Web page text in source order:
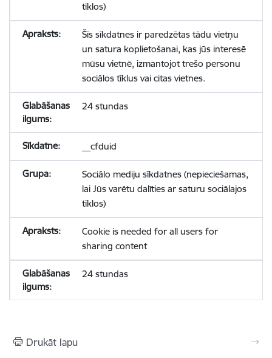
tīklos)
Šīs sīkdatnes ir paredzētas tādu vietņu
un satura koplietošanai, kas jūs interesē
mūsu vietnē, izmantojot trešo personu
sociālos tīklus vai citas vietnes.
24 stundas
__cfduid
Sociālo mediju sīkdatnes (nepieciešamas,
lai Jūs varētu dalīties ar saturu sociālajos
tīklos)
Cookie is needed for all users for
sharing content
24 stundas
Drukāt lapu